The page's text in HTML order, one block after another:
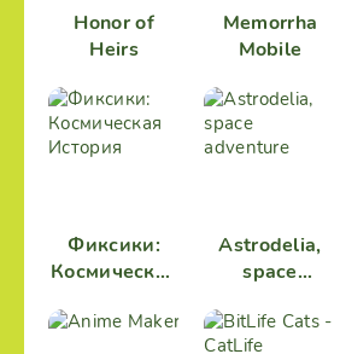
Honor of
Heirs
Memorrha
Mobile
Фиксики:
Космическая
Astrodelia,
space